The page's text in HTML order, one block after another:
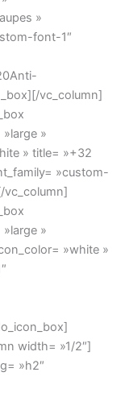
»
font-1″
vc_column]
»
» title= »+32
»custom-
»
»white »
width= »1/2″]
»h2″